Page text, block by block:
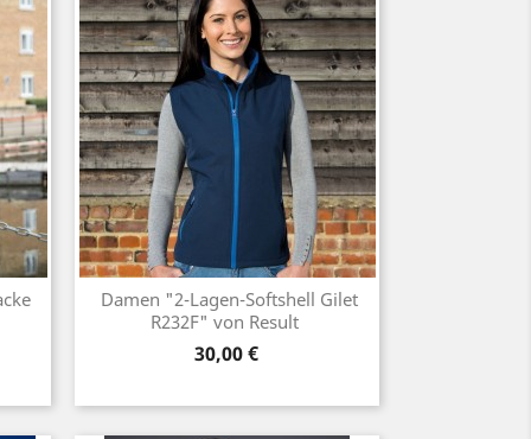
Damen "2-Lagen-Softshell Gilet
R232F" von Result
Preis
30,00 €